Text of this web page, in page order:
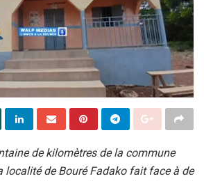
de kilomètres de la commune
localité de Bouré Fadako fait face à de